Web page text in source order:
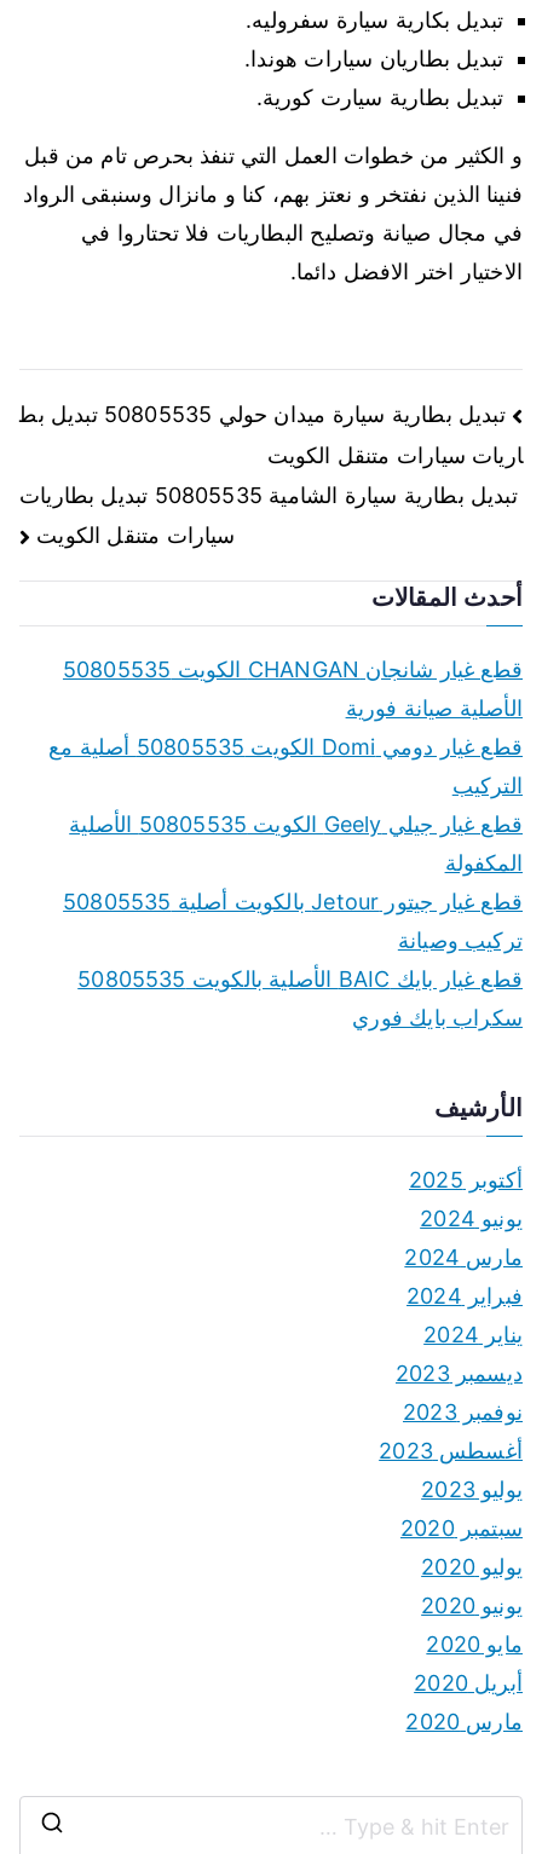
تبديل بكارية سيارة سفروليه.
تبديل بطاريان سيارات هوندا.
تبديل بطارية سيارت كورية.
و الكثير من خطوات العمل التي تنفذ بحرص تام من قبل
فنينا الذين نفتخر و نعتز بهم، كنا و مانزال وسنبقى الرواد
في مجال صيانة وتصليح البطاريات فلا تحتاروا في
الاختيار اختر الافضل دائما.
تصفّح
المقالات
تبديل بطارية سيارة ميدان حولي 50805535 تبديل بط
اريات سيارات متنقل الكويت
تبديل بطارية سيارة الشامية 50805535 تبديل بطاريات
سيارات متنقل الكويت
أحدث المقالات
قطع غيار شانجان CHANGAN الكويت 50805535
الأصلية صيانة فورية
قطع غيار دومي Domi الكويت 50805535 أصلية مع
التركيب
قطع غيار جيلي Geely الكويت 50805535 الأصلية
المكفولة
قطع غيار جيتور Jetour بالكويت أصلية 50805535
تركيب وصيانة
قطع غيار بايك BAIC الأصلية بالكويت 50805535
سكراب بايك فوري
الأرشيف
أكتوبر 2025
يونيو 2024
مارس 2024
فبراير 2024
يناير 2024
ديسمبر 2023
نوفمبر 2023
أغسطس 2023
يوليو 2023
سبتمبر 2020
يوليو 2020
يونيو 2020
مايو 2020
أبريل 2020
مارس 2020